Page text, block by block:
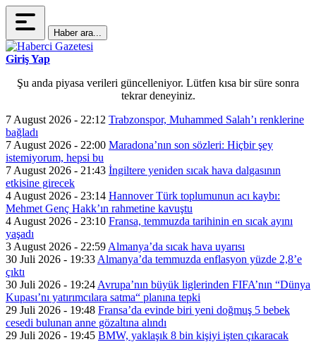
Haber ara...
Giriş Yap
Şu anda piyasa verileri güncelleniyor. Lütfen kısa bir süre sonra
tekrar deneyiniz.
7 August 2026 - 22:12 Trabzonspor, Muhammed Salah’ı renklerine
bağladı
7 August 2026 - 22:00 Maradona’nın son sözleri: Hiçbir şey
istemiyorum, hepsi bu
7 August 2026 - 21:43 İngiltere yeniden sıcak hava dalgasının
etkisine girecek
4 August 2026 - 23:14 Hannover Türk toplumunun acı kaybı:
Mehmet Genç Hakk’ın rahmetine kavuştu
4 August 2026 - 23:10 Fransa, temmuzda tarihinin en sıcak ayını
yaşadı
3 August 2026 - 22:59 Almanya’da sıcak hava uyarısı
30 Juli 2026 - 19:33 Almanya’da temmuzda enflasyon yüzde 2,8’e
çıktı
30 Juli 2026 - 19:24 Avrupa’nın büyük liglerinden FIFA’nın “Dünya
Kupası’nı yatırımcılara satma“ planına tepki
29 Juli 2026 - 19:48 Fransa’da evinde biri yeni doğmuş 5 bebek
cesedi bulunan anne gözaltına alındı
29 Juli 2026 - 19:45 BMW, yaklaşık 8 bin kişiyi işten çıkaracak